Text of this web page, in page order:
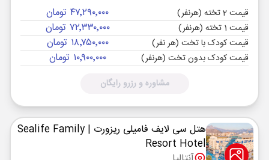
قیمت 2 تخته (هرنفر) ۴۷٬۲۹۰٬۰۰۰ تومان
قیمت 1 تخته (هرنفر) ۷۲٬۳۳۰٬۰۰۰ تومان
قیمت کودک با تخت (هر نفر) ۱۸٬۷۵۰٬۰۰۰ تومان
قیمت کودک بدون تخت (هرنفر) ۱۰٬۹۰۰٬۰۰۰ تومان
مشاوره و رزرو رایگان
هتل سی لایف فامیلی ریزورت
| Sealife Family
Resort Hotel